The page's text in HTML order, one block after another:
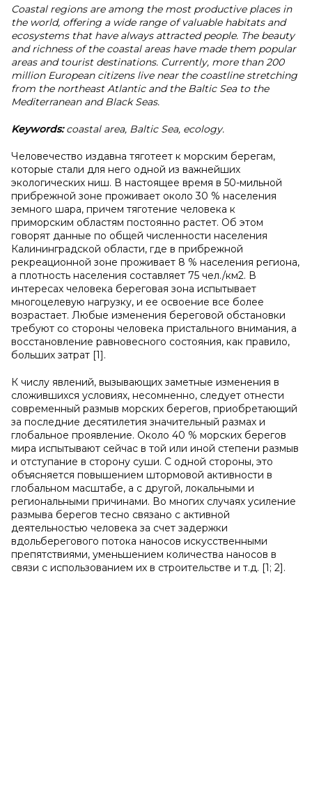
Coastal regions are among the most productive places in
the world, offering a wide range of valuable habitats and
ecosystems that have always attracted people. The beauty
and richness of the coastal areas have made them popular
areas and tourist destinations. Currently, more than 200
million European citizens live near the coastline stretching
from the northeast Atlantic and the Baltic Sea to the
Mediterranean and Black Seas.
Keywords:coastal area, Baltic Sea, ecology.
Человечество издавна тяготеет к морским берегам,
которые стали для него одной из важнейших
экологических ниш. В настоящее время в 50-мильной
прибрежной зоне проживает около 30 % населения
земного шара, причем тяготение человека к
приморским областям постоянно растет. Об этом
говорят данные по общей численности населения
Калининградской области, где в прибрежной
рекреационной зоне проживает 8 % населения региона,
а плотность населения составляет 75 чел./км2. В
интересах человека береговая зона испытывает
многоцелевую нагрузку, и ее освоение все более
возрастает. Любые изменения береговой обстановки
требуют со стороны человека пристального внимания, а
восстановление равновесного состояния, как правило,
больших затрат [1].
К числу явлений, вызывающих заметные изменения в
сложившихся условиях, несомненно, следует отнести
современный размыв морских берегов, приобретающий
за последние десятилетия значительный размах и
глобальное проявление. Около 40 % морских берегов
мира испытывают сейчас в той или иной степени размыв
и отступание в сторону суши. С одной стороны, это
объясняется повышением штормовой активности в
глобальном масштабе, а с другой, локальными и
региональными причинами. Во многих случаях усиление
размыва берегов тесно связано с активной
деятельностью человека за счет задержки
вдольберегового потока наносов искусственными
препятствиями, уменьшением количества наносов в
связи с использованием их в строительстве и т.д. [1; 2].